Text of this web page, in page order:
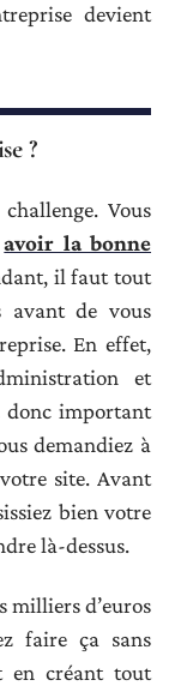
devient
?
Vous
avoir la bonne
il faut tout
avant de vous
En effet,
et
donc important
demandiez à
site. Avant
bien votre
là-dessus.
milliers d’euros
faire ça sans
en créant tout